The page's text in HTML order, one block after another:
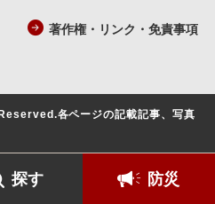
探す 防災
著作権・リンク・免責事項
各ページの記載記事、写真